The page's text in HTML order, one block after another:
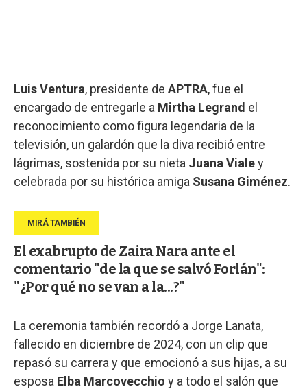
Luis Ventura, presidente de APTRA, fue el
encargado de entregarle a Mirtha Legrand el
reconocimiento como figura legendaria de la
televisión, un galardón que la diva recibió entre
lágrimas, sostenida por su nieta Juana Vialey
celebrada por su histórica amiga Susana Giménez.
El exabrupto de Zaira Nara ante el
comentario "de la que se salvó Forlán":
"¿Por qué no se van a la...?"
La ceremonia también recordó a Jorge Lanata,
fallecido en diciembre de 2024, con un clip que
repasó su carrera y que emocionó a sus hijas, a su
esposa Elba Marcovecchio y a todo el salón que